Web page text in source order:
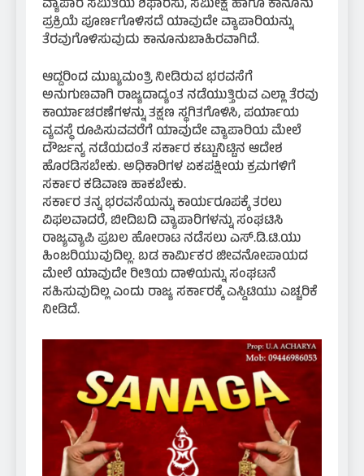
ವ್ಯಾಪಾರ ಸಮಿತಿಯ ಶಿಫಾರಸು, ಸಮೀಕ್ಷೆ ಹಾಗೂ ಕಾನೂನು
ಪ್ರಕ್ರಿಯೆ ಪೂರ್ಣಗೊಳಿಸದೆ ಯಾವುದೇ ವ್ಯಾಪಾರಿಯನ್ನು
ತೆರವುಗೊಳಿಸುವುದು ಕಾನೂನುಬಾಹಿರವಾಗಿದೆ.
ಆದ್ದರಿಂದ ಮುಖ್ಯಮಂತ್ರಿ ನೀಡಿರುವ ಭರವಸೆಗೆ
ಅನುಗುಣವಾಗಿ ರಾಜ್ಯದಾದ್ಯಂತ ನಡೆಯುತ್ತಿರುವ ಎಲ್ಲಾ ತೆರವು
ಕಾರ್ಯಾಚರಣೆಗಳನ್ನು ತಕ್ಷಣ ಸ್ಥಗಿತಗೊಳಿಸಿ, ಪರ್ಯಾಯ
ವ್ಯವಸ್ಥೆ ರೂಪಿಸುವವರೆಗೆ ಯಾವುದೇ ವ್ಯಾಪಾರಿಯ ಮೇಲೆ
ದೌರ್ಜನ್ಯ ನಡೆಯದಂತೆ ಸರ್ಕಾರ ಕಟ್ಟುನಿಟ್ಟಿನ ಆದೇಶ
ಹೊರಡಿಸಬೇಕು. ಅಧಿಕಾರಿಗಳ ಏಕಪಕ್ಷೀಯ ಕ್ರಮಗಳಿಗೆ
ಸರ್ಕಾರ ಕಡಿವಾಣ ಹಾಕಬೇಕು.
ಸರ್ಕಾರ ತನ್ನ ಭರವಸೆಯನ್ನು ಕಾರ್ಯರೂಪಕ್ಕೆ ತರಲು
ವಿಫಲವಾದರೆ, ಬೀದಿಬದಿ ವ್ಯಾಪಾರಿಗಳನ್ನು ಸಂಘಟಿಸಿ
ರಾಜ್ಯವ್ಯಾಪಿ ಪ್ರಬಲ ಹೋರಾಟ ನಡೆಸಲು ಎಸ್.ಡಿ.ಟಿ.ಯು
ಹಿಂಜರಿಯುವುದಿಲ್ಲ. ಬಡ ಕಾರ್ಮಿಕರ ಜೀವನೋಪಾಯದ
ಮೇಲೆ ಯಾವುದೇ ರೀತಿಯ ದಾಳಿಯನ್ನು ಸಂಘಟನೆ
ಸಹಿಸುವುದಿಲ್ಲ ಎಂದು ರಾಜ್ಯ ಸರ್ಕಾರಕ್ಕೆ ಎಸ್ಡಿಟಿಯು ಎಚ್ಚರಿಕೆ
ನೀಡಿದೆ.